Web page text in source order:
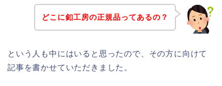
どこに釦工房の正規品ってあるの？
という人も中にはいると思ったので、その方に向けて
記事を書かせていただきました。